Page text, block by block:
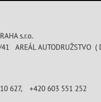
s.r.o.
41 AREÁL AUTODRUŽSTVO (
627, +420 603 551 252